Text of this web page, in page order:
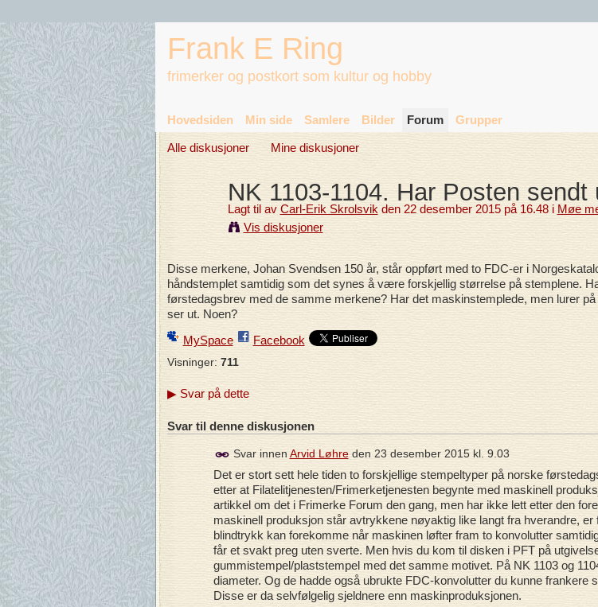
Frank E Ring
frimerker og postkort som kultur og hobby
Hovedsiden Min side Samlere Bilder Forum Grupper
Alle diskusjoner Mine diskusjoner
NK 1103-1104. Har Posten sendt
Lagt til av Carl-Erik Skrolsvik den 22 desember 2015 på 16.48 i Møe
Vis diskusjoner
Disse merkene, Johan Svendsen 150 år, står oppført med to FDC-er i
håndstemplet samtidig som det synes å være forskjellig størrelse på stemplene.
førstedagsbrev med de samme merkene? Har det maskinstemplede, men lurer
ser ut. Noen?
MySpace
Facebook
Visninger: 711
▶Svar på dette
Svar til denne diskusjonen
Svar innen Arvid Løhreden 23 desember 2015 kl. 9.03
Det er stort sett hele tiden to forskjellige stempeltyper på norske
etter at Filatelitjenesten/Frimerketjenesten begynte med maskinell
artikkel om det i Frimerke Forum den gang, men har ikke lett etter den
maskinell produksjon står avtrykkene nøyaktig like langt fra hverandre, er
blindtrykk kan forekomme når maskinen løfter fram to konvolutter
får et svakt preg uten sverte. Men hvis du kom til disken i PFT på
gummistempel/plaststempel med det samme motivet. På NK 1103 og
diameter. Og de hadde også ubrukte FDC-konvolutter du kunne frankere
Disse er da selvfølgelig sjeldnere enn maskinproduksjonen.